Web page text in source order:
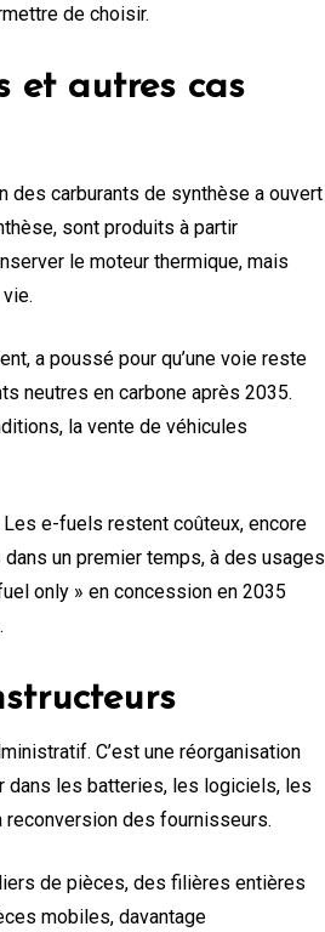
de choisir.
et autres cas
des carburants de synthèse a ouvert
sont produits à partir
le moteur thermique, mais
a poussé pour qu’une voie reste
neutres en carbone après 2035.
la vente de véhicules
Les e-fuels restent coûteux, encore
un premier temps, à des usages
only » en concession en 2035
C’est une réorganisation
dans les batteries, les logiciels, les
des fournisseurs.
de pièces, des filières entières
mobiles, davantage